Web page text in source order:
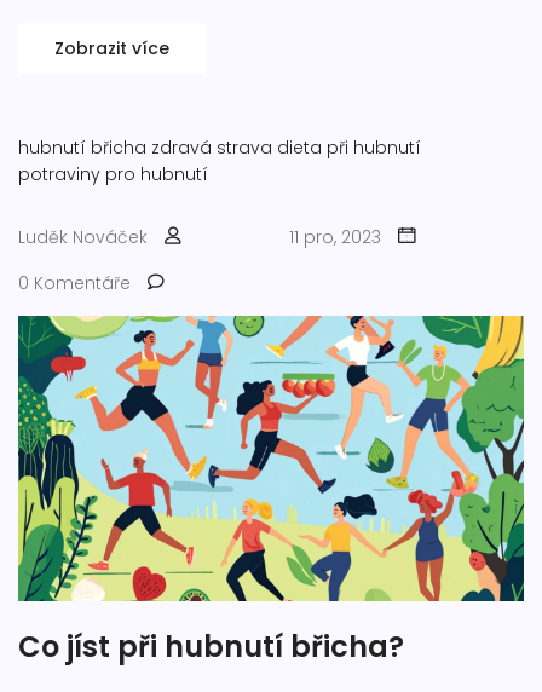
Zobrazit více
hubnutí břicha zdravá strava dieta při hubnutí
potraviny pro hubnutí
Luděk Nováček
11 pro, 2023
0 Komentáře
Co jíst při hubnutí břicha?